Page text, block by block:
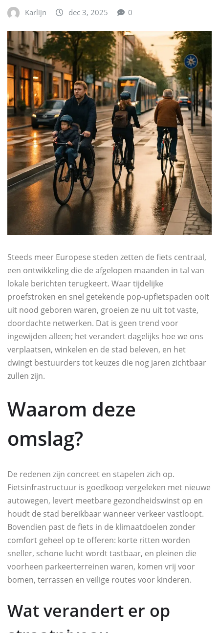
Karlijn dec 3, 2025 0
Steeds meer Europese steden zetten de fiets centraal,
een ontwikkeling die de afgelopen maanden in tal van
lokale berichten terugkeert. Waar tijdelijke
proefstroken en snel getekende pop-upfietspaden ooit
uit nood geboren waren, groeien ze nu uit tot vaste,
doordachte netwerken. Dat is geen trend voor
ingewijden alleen; het verandert dagelijks hoe we ons
verplaatsen, winkelen en de stad beleven, en het
dwingt bestuurders tot keuzes die nog jaren zichtbaar
zullen zijn.
Waarom deze
omslag?
De redenen zijn concreet en stapelen zich op.
Fietsinfrastructuur is goedkoop vergeleken met nieuwe
autowegen, levert meetbare gezondheidswinst op en
houdt de stad bereikbaar wanneer verkeer vastloopt.
Bovendien past de fiets in de klimaatdoelen zonder
comfort geheel op te offeren: korte ritten worden
sneller, schone lucht wordt tastbaar, en pleinen die
voorheen parkeerterreinen waren, komen vrij voor
bomen, terrassen en veilige routes voor kinderen.
Wat verandert er op